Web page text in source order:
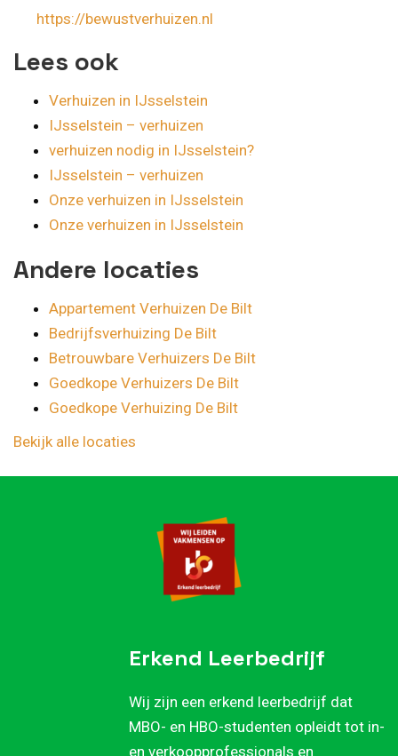
https://bewustverhuizen.nl
Lees ook
Verhuizen in IJsselstein
IJsselstein – verhuizen
verhuizen nodig in IJsselstein?
IJsselstein – verhuizen
Onze verhuizen in IJsselstein
Onze verhuizen in IJsselstein
Andere locaties
Appartement Verhuizen De Bilt
Bedrijfsverhuizing De Bilt
Betrouwbare Verhuizers De Bilt
Goedkope Verhuizers De Bilt
Goedkope Verhuizing De Bilt
Bekijk alle locaties
Erkend Leerbedrijf
Wij zijn een erkend leerbedrijf dat
MBO- en HBO-studenten opleidt tot in-
en verkoopprofessionals en